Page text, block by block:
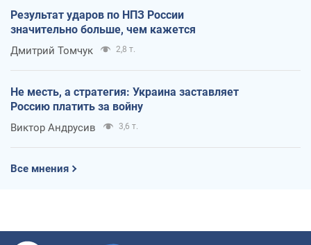
Результат ударов по НПЗ России
значительно больше, чем кажется
Дмитрий Томчук 2,8 т.
Не месть, а стратегия: Украина заставляет
Россию платить за войну
Виктор Андрусив 3,6 т.
Все мнения